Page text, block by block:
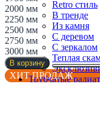
Retro стиль
В тренде
Из камня
С деревом
С зеркалом
Теплая
Трубчатые
2000 мм
2250 мм
2500 мм
2750 мм
3000 мм
В корзину
ХИТ ПРОДАЖ